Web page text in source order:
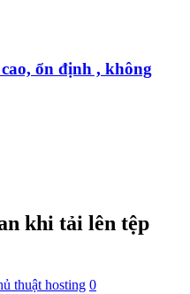
ổn định , không
khi tải lên tệp
thuật hosting 0